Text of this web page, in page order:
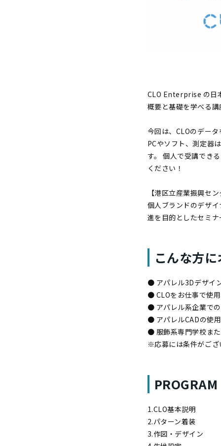
CLO Enterprise の日
概要と基礎を学べる
今回は、CLOのデー
PCやソフト、測定器
す。 個人で受講でき
ください！
【港区立産業振興セ
個人ブランドのデザ
進を目的としたセミ
こんな方
● アパレル3Dデザイ
● CLOをお仕事で使
● アパレル系企業で
● アパレルCADの使
● 服飾系専門学校ま
※応募には条件がござ
PROGRAM
1.CLO基本説明
2.パターン着装
3.作図・デザイン